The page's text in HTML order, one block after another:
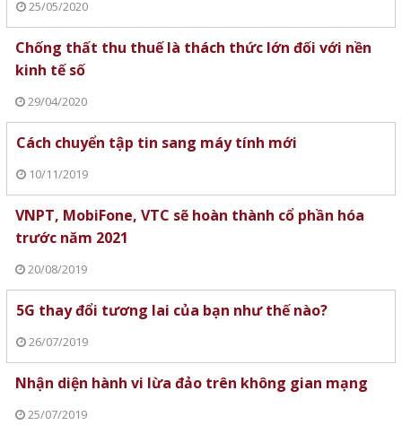
25/05/2020
Chống thất thu thuế là thách thức lớn đối với nền
kinh tế số
29/04/2020
Cách chuyển tập tin sang máy tính mới
10/11/2019
VNPT, MobiFone, VTC sẽ hoàn thành cổ phần hóa
trước năm 2021
20/08/2019
5G thay đổi tương lai của bạn như thế nào?
26/07/2019
Nhận diện hành vi lừa đảo trên không gian mạng
25/07/2019